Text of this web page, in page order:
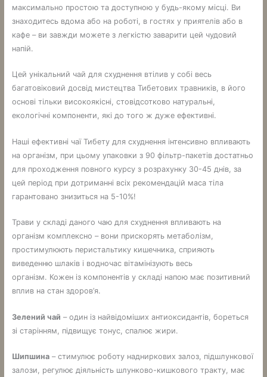
максимально простою та доступною у будь-якому місці. Ви
знаходитесь вдома або на роботі, в гостях у приятелів або в
кафе – ви завжди можете з легкістю заварити цей чудовий
напій.
Цей унікальний чай для схуднення втілив у собі весь
багатовіковий досвід мистецтва Тибетових травників, в його
основі тільки високоякісні, стовідсотково натуральні,
екологічні компоненти, які до того ж дуже ефективні.
Наші ефективні чаї Тибету для схуднення інтенсивно впливають
на організм, при цьому упаковки з 90 фільтр-пакетів достатньо
для проходження повного курсу з розрахунку 30-45 днів, за
цей період при дотриманні всіх рекомендацій маса тіла
гарантовано знизиться на 5-10%!
Трави у складі даного чаю для схуднення впливають на
організм комплексно – вони прискорять метаболізм,
простимулюють перистальтику кишечника, сприяють
виведенню шлаків і водночас вітамінізують весь
організм. Кожен із компонентів у складі напою має позитивний
вплив на стан здоров’я.
Зелений чай – один із найвідоміших антиоксидантів, бореться
зі старінням, підвищує тонус, спалює жири.
Шипшина– стимулює роботу надниркових залоз, підшлункової
залози, регулює діяльність шлунково-кишкового тракту, має